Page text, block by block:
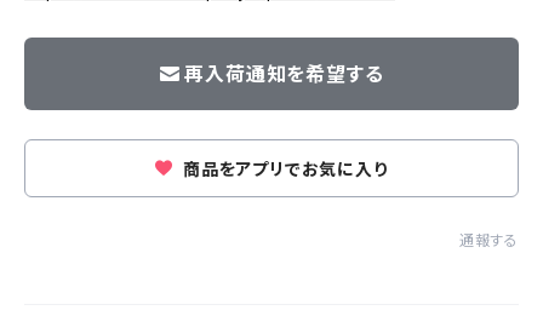
再入荷通知を希望する
商品をアプリでお気に入り
通報する